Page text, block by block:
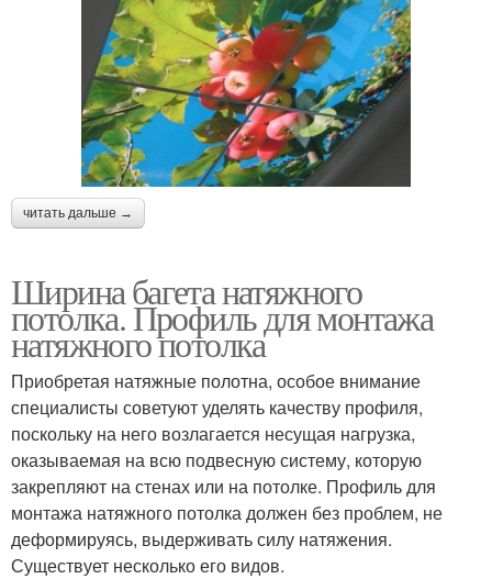
читать дальше →
Ширина багета натяжного
потолка. Профиль для монтажа
натяжного потолка
Приобретая натяжные полотна, особое внимание
специалисты советуют уделять качеству профиля,
поскольку на него возлагается несущая нагрузка,
оказываемая на всю подвесную систему, которую
закрепляют на стенах или на потолке. Профиль для
монтажа натяжного потолка должен без проблем, не
деформируясь, выдерживать силу натяжения.
Существует несколько его видов.